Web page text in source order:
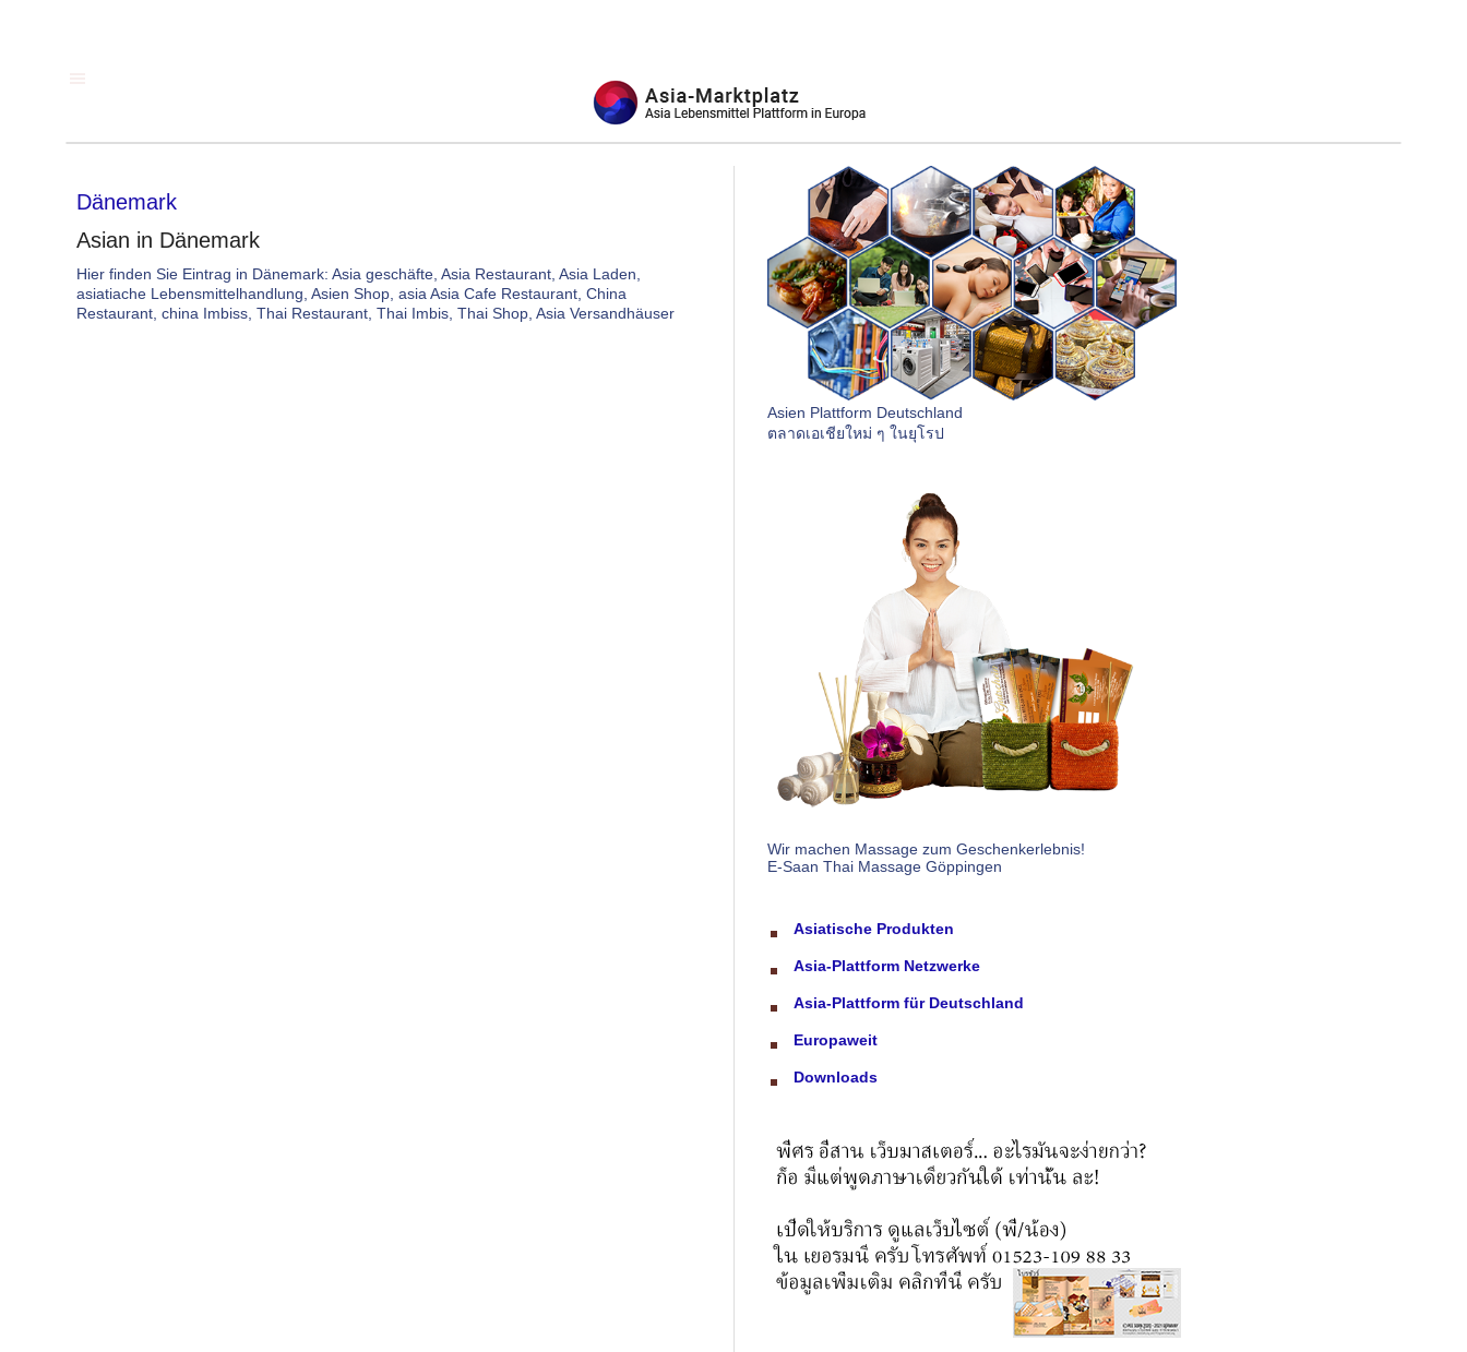
Dänemark
Asian in Dänemark
Hier finden Sie Eintrag in Dänemark: Asia geschäfte, Asia Restaurant, Asia Laden,
asiatiache Lebensmittelhandlung, Asien Shop, asia Asia Cafe Restaurant, China
Restaurant, china Imbiss, Thai Restaurant, Thai Imbis, Thai Shop, Asia Versandhäuser
Asien Plattform Deutschland
ตลาดเอเชียใหม่ ๆ ในยุโรป
Wir machen Massage zum Geschenkerlebnis!
E-Saan Thai Massage Göppingen
Asiatische Produkten
Asia-Plattform Netzwerke
Asia-Plattform für Deutschland
Europaweit
Downloads